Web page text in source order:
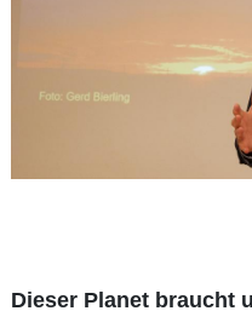
Dieser Planet braucht